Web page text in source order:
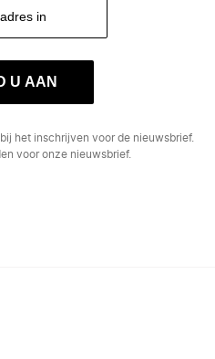
U AAN
bij het inschrijven voor de nieuwsbrief.
voor onze nieuwsbrief.